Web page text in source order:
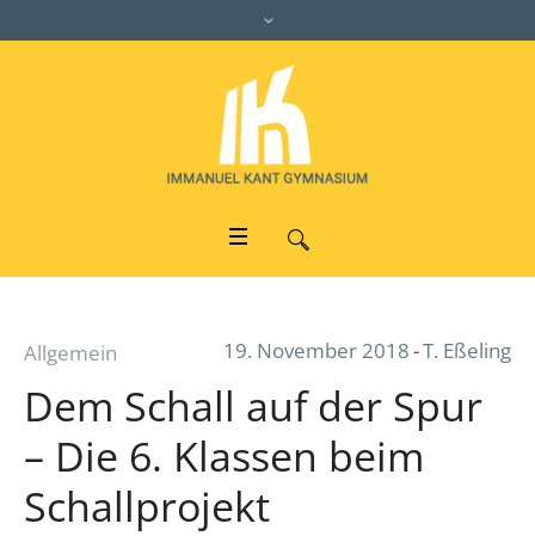
19. November 2018 T. Eßeling
Allgemein
Dem Schall auf der Spur
– Die 6. Klassen beim
Schallprojekt